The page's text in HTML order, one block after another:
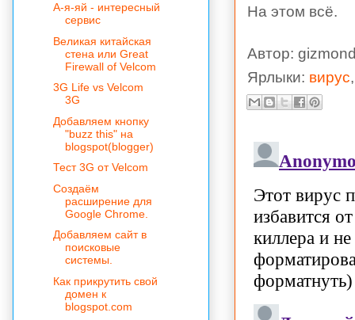
На этом всё.
Автор:
Ярлыки: вирус
А-я-яй - интересный
сервис
Великая китайская
стена или Great
Firewall of Velcom
3G Life vs Velcom
3G
Добавляем кнопку
"buzz this" на
blogspot(blogger)
Тест 3G от Velcom
Создаём
расширение для
Google Chrome.
Добавляем сайт в
поисковые
системы.
Как прикрутить свой
домен к
blogspot.com